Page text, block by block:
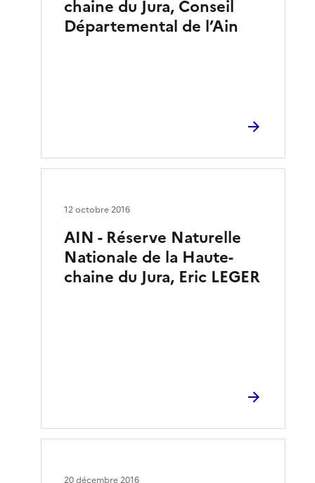
chaine du Jura, Conseil
Départemental de l’Ain
AIN - Réserve Naturelle
Nationale de la Haute-
chaine du Jura, Eric LEGER
12 octobre 2016
20 décembre 2016